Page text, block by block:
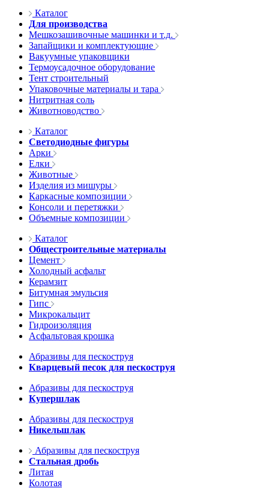
Каталог
Для производства
Мешкозашивочные машинки и т.д.
Запайщики и комплектующие
Вакуумные упаковщики
Термоусадочное оборудование
Тент строительный
Упаковочные материалы и тара
Нитритная соль
Животноводство
Каталог
Светодиодные фигуры
Арки
Елки
Животные
Изделия из мишуры
Каркасные композиции
Консоли и перетяжки
Объемные композиции
Каталог
Общестроительные материалы
Цемент
Холодный асфальт
Керамзит
Битумная эмульсия
Гипс
Микрокальцит
Гидроизоляция
Асфальтовая крошка
Абразивы для пескоструя
Кварцевый песок для пескоструя
Абразивы для пескоструя
Купершлак
Абразивы для пескоструя
Никельшлак
Абразивы для пескоструя
Стальная дробь
Литая
Колотая